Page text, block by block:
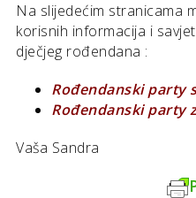
Na slijedećim stranicama
korisnih informacija i
dječjeg rođendana :
Rođendanski party
Rođendanski party
Vaša Sandra